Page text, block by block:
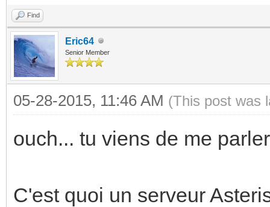
Find
Eric64
Senior Member
05-28-2015, 11:46 AM (This post was
ouch... tu viens de me
C'est quoi un serveur